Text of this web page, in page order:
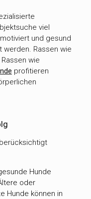
viel
und gesund
werden. Rassen wie
wie
profitieren
Hunde
oder
Hunde können in